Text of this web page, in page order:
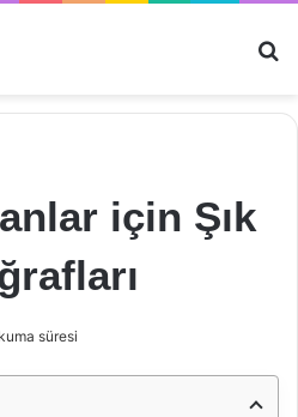
için Şık
süresi